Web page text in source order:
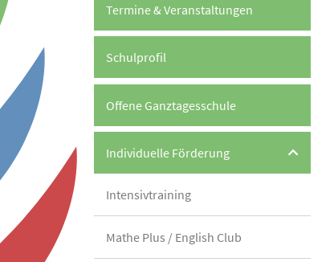
Termine & Veranstaltungen
Schulprofil
Offene Ganztagesschule
Individuelle Förderung
Intensivtraining
Mathe Plus / English Club